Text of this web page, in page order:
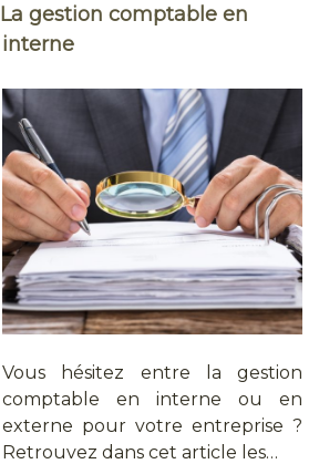
La gestion comptable en
interne
Vous hésitez entre la gestion
comptable en interne ou en
externe pour votre entreprise ?
Retrouvez dans cet article les…